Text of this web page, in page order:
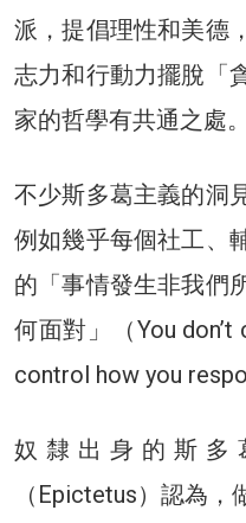
派，提倡理性和美德
志力和行動力擺脫「
家的哲學有共通之處。
不少斯多葛主義的洞
例如幾乎每個社工、
的「事情發生非我們
何面對」（You don’t
control how you
奴隸出身的斯多
（Epictetus）認為，